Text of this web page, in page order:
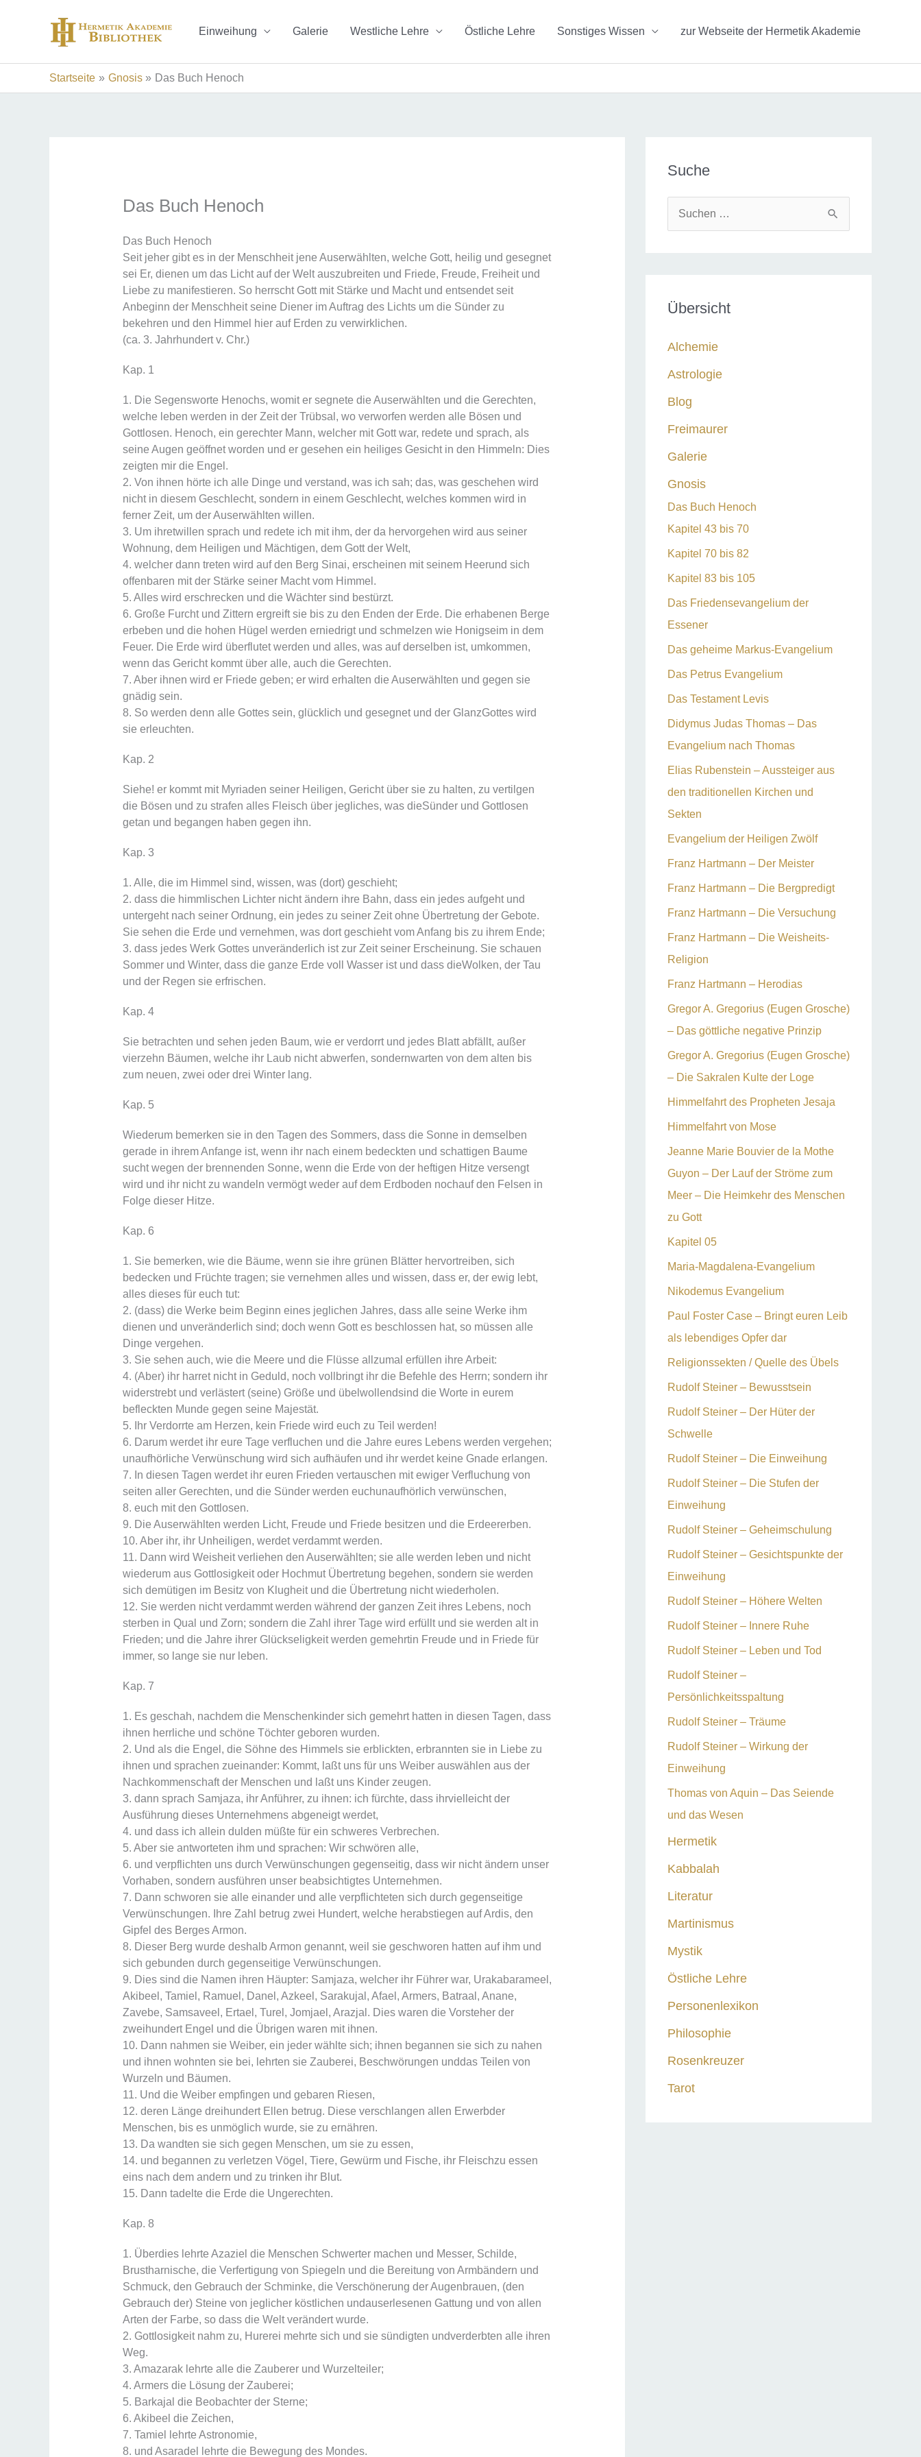
Einweihung Galerie Westliche Lehre Östliche Lehre Sonstiges Wissen zur Webseite der Hermetik Akademie
Startseite Gnosis Das Buch Henoch
Das Buch Henoch
Das Buch Henoch
Seit jeher gibt es in der Menschheit jene Auserwählten, welche Gott, heilig und gesegnet
sei Er, dienen um das Licht auf der Welt auszubreiten und Friede, Freude, Freiheit und
Liebe zu manifestieren. So herrscht Gott mit Stärke und Macht und entsendet seit
Anbeginn der Menschheit seine Diener im Auftrag des Lichts um die Sünder zu
bekehren und den Himmel hier auf Erden zu verwirklichen.
(ca. 3. Jahrhundert v. Chr.)
Kap. 1
1. Die Segensworte Henochs, womit er segnete die Auserwählten und die Gerechten,
welche leben werden in der Zeit der Trübsal, wo verworfen werden alle Bösen und
Gottlosen. Henoch, ein gerechter Mann, welcher mit Gott war, redete und sprach, als
seine Augen geöffnet worden und er gesehen ein heiliges Gesicht in den Himmeln: Dies
zeigten mir die Engel.
2. Von ihnen hörte ich alle Dinge und verstand, was ich sah; das, was geschehen wird
nicht in diesem Geschlecht, sondern in einem Geschlecht, welches kommen wird in
ferner Zeit, um der Auserwählten willen.
3. Um ihretwillen sprach und redete ich mit ihm, der da hervorgehen wird aus seiner
Wohnung, dem Heiligen und Mächtigen, dem Gott der Welt,
4. welcher dann treten wird auf den Berg Sinai, erscheinen mit seinem Heerund sich
offenbaren mit der Stärke seiner Macht vom Himmel.
5. Alles wird erschrecken und die Wächter sind bestürzt.
6. Große Furcht und Zittern ergreift sie bis zu den Enden der Erde. Die erhabenen Berge
erbeben und die hohen Hügel werden erniedrigt und schmelzen wie Honigseim in dem
Feuer. Die Erde wird überflutet werden und alles, was auf derselben ist, umkommen,
wenn das Gericht kommt über alle, auch die Gerechten.
7. Aber ihnen wird er Friede geben; er wird erhalten die Auserwählten und gegen sie
gnädig sein.
8. So werden denn alle Gottes sein, glücklich und gesegnet und der GlanzGottes wird
sie erleuchten.
Kap. 2
Siehe! er kommt mit Myriaden seiner Heiligen, Gericht über sie zu halten, zu vertilgen
die Bösen und zu strafen alles Fleisch über jegliches, was dieSünder und Gottlosen
getan und begangen haben gegen ihn.
Kap. 3
1. Alle, die im Himmel sind, wissen, was (dort) geschieht;
2. dass die himmlischen Lichter nicht ändern ihre Bahn, dass ein jedes aufgeht und
untergeht nach seiner Ordnung, ein jedes zu seiner Zeit ohne Übertretung der Gebote.
Sie sehen die Erde und vernehmen, was dort geschieht vom Anfang bis zu ihrem Ende;
3. dass jedes Werk Gottes unveränderlich ist zur Zeit seiner Erscheinung. Sie schauen
Sommer und Winter, dass die ganze Erde voll Wasser ist und dass dieWolken, der Tau
und der Regen sie erfrischen.
Kap. 4
Sie betrachten und sehen jeden Baum, wie er verdorrt und jedes Blatt abfällt, außer
vierzehn Bäumen, welche ihr Laub nicht abwerfen, sondernwarten von dem alten bis
zum neuen, zwei oder drei Winter lang.
Kap. 5
Wiederum bemerken sie in den Tagen des Sommers, dass die Sonne in demselben
gerade in ihrem Anfange ist, wenn ihr nach einem bedeckten und schattigen Baume
sucht wegen der brennenden Sonne, wenn die Erde von der heftigen Hitze versengt
wird und ihr nicht zu wandeln vermögt weder auf dem Erdboden nochauf den Felsen in
Folge dieser Hitze.
Kap. 6
1. Sie bemerken, wie die Bäume, wenn sie ihre grünen Blätter hervortreiben, sich
bedecken und Früchte tragen; sie vernehmen alles und wissen, dass er, der ewig lebt,
alles dieses für euch tut:
2. (dass) die Werke beim Beginn eines jeglichen Jahres, dass alle seine Werke ihm
dienen und unveränderlich sind; doch wenn Gott es beschlossen hat, so müssen alle
Dinge vergehen.
3. Sie sehen auch, wie die Meere und die Flüsse allzumal erfüllen ihre Arbeit:
4. (Aber) ihr harret nicht in Geduld, noch vollbringt ihr die Befehle des Herrn; sondern ihr
widerstrebt und verlästert (seine) Größe und übelwollendsind die Worte in eurem
befleckten Munde gegen seine Majestät.
5. Ihr Verdorrte am Herzen, kein Friede wird euch zu Teil werden!
6. Darum werdet ihr eure Tage verfluchen und die Jahre eures Lebens werden vergehen;
unaufhörliche Verwünschung wird sich aufhäufen und ihr werdet keine Gnade erlangen.
7. In diesen Tagen werdet ihr euren Frieden vertauschen mit ewiger Verfluchung von
seiten aller Gerechten, und die Sünder werden euchunaufhörlich verwünschen,
8. euch mit den Gottlosen.
9. Die Auserwählten werden Licht, Freude und Friede besitzen und die Erdeererben.
10. Aber ihr, ihr Unheiligen, werdet verdammt werden.
11. Dann wird Weisheit verliehen den Auserwählten; sie alle werden leben und nicht
wiederum aus Gottlosigkeit oder Hochmut Übertretung begehen, sondern sie werden
sich demütigen im Besitz von Klugheit und die Übertretung nicht wiederholen.
12. Sie werden nicht verdammt werden während der ganzen Zeit ihres Lebens, noch
sterben in Qual und Zorn; sondern die Zahl ihrer Tage wird erfüllt und sie werden alt in
Frieden; und die Jahre ihrer Glückseligkeit werden gemehrtin Freude und in Friede für
immer, so lange sie nur leben.
Kap. 7
1. Es geschah, nachdem die Menschenkinder sich gemehrt hatten in diesen Tagen, dass
ihnen herrliche und schöne Töchter geboren wurden.
2. Und als die Engel, die Söhne des Himmels sie erblickten, erbrannten sie in Liebe zu
ihnen und sprachen zueinander: Kommt, laßt uns für uns Weiber auswählen aus der
Nachkommenschaft der Menschen und laßt uns Kinder zeugen.
3. dann sprach Samjaza, ihr Anführer, zu ihnen: ich fürchte, dass ihrvielleicht der
Ausführung dieses Unternehmens abgeneigt werdet,
4. und dass ich allein dulden müßte für ein schweres Verbrechen.
5. Aber sie antworteten ihm und sprachen: Wir schwören alle,
6. und verpflichten uns durch Verwünschungen gegenseitig, dass wir nicht ändern unser
Vorhaben, sondern ausführen unser beabsichtigtes Unternehmen.
7. Dann schworen sie alle einander und alle verpflichteten sich durch gegenseitige
Verwünschungen. Ihre Zahl betrug zwei Hundert, welche herabstiegen auf Ardis, den
Gipfel des Berges Armon.
8. Dieser Berg wurde deshalb Armon genannt, weil sie geschworen hatten auf ihm und
sich gebunden durch gegenseitige Verwünschungen.
9. Dies sind die Namen ihren Häupter: Samjaza, welcher ihr Führer war, Urakabarameel,
Akibeel, Tamiel, Ramuel, Danel, Azkeel, Sarakujal, Afael, Armers, Batraal, Anane,
Zavebe, Samsaveel, Ertael, Turel, Jomjael, Arazjal. Dies waren die Vorsteher der
zweihundert Engel und die Übrigen waren mit ihnen.
10. Dann nahmen sie Weiber, ein jeder wählte sich; ihnen begannen sie sich zu nahen
und ihnen wohnten sie bei, lehrten sie Zauberei, Beschwörungen unddas Teilen von
Wurzeln und Bäumen.
11. Und die Weiber empfingen und gebaren Riesen,
12. deren Länge dreihundert Ellen betrug. Diese verschlangen allen Erwerbder
Menschen, bis es unmöglich wurde, sie zu ernähren.
13. Da wandten sie sich gegen Menschen, um sie zu essen,
14. und begannen zu verletzen Vögel, Tiere, Gewürm und Fische, ihr Fleischzu essen
eins nach dem andern und zu trinken ihr Blut.
15. Dann tadelte die Erde die Ungerechten.
Kap. 8
1. Überdies lehrte Azaziel die Menschen Schwerter machen und Messer, Schilde,
Brustharnische, die Verfertigung von Spiegeln und die Bereitung von Armbändern und
Schmuck, den Gebrauch der Schminke, die Verschönerung der Augenbrauen, (den
Gebrauch der) Steine von jeglicher köstlichen undauserlesenen Gattung und von allen
Arten der Farbe, so dass die Welt verändert wurde.
2. Gottlosigkeit nahm zu, Hurerei mehrte sich und sie sündigten undverderbten alle ihren
Weg.
3. Amazarak lehrte alle die Zauberer und Wurzelteiler;
4. Armers die Lösung der Zauberei;
5. Barkajal die Beobachter der Sterne;
6. Akibeel die Zeichen,
7. Tamiel lehrte Astronomie,
8. und Asaradel lehrte die Bewegung des Mondes.
Suche
u
n
c
h
:
Übersicht
Alchemie
Astrologie
Blog
Freimaurer
Galerie
Gnosis
Das Buch Henoch
Kapitel 43 bis 70
Kapitel 70 bis 82
Kapitel 83 bis 105
Das Friedensevangelium der
Essener
Das geheime Markus-Evangelium
Das Petrus Evangelium
Das Testament Levis
Didymus Judas Thomas – Das
Evangelium nach Thomas
Elias Rubenstein – Aussteiger aus
den traditionellen Kirchen und
Sekten
Evangelium der Heiligen Zwölf
Franz Hartmann – Der Meister
Franz Hartmann – Die Bergpredigt
Franz Hartmann – Die Versuchung
Franz Hartmann – Die Weisheits-
Religion
Franz Hartmann – Herodias
Gregor A. Gregorius (Eugen Grosche)
– Das göttliche negative Prinzip
Gregor A. Gregorius (Eugen Grosche)
– Die Sakralen Kulte der Loge
Himmelfahrt des Propheten Jesaja
Himmelfahrt von Mose
Jeanne Marie Bouvier de la Mothe
Guyon – Der Lauf der Ströme zum
Meer – Die Heimkehr des Menschen
zu Gott
Kapitel 05
Maria-Magdalena-Evangelium
Nikodemus Evangelium
Paul Foster Case – Bringt euren Leib
als lebendiges Opfer dar
Religionssekten / Quelle des Übels
Rudolf Steiner – Bewusstsein
Rudolf Steiner – Der Hüter der
Schwelle
Rudolf Steiner – Die Einweihung
Rudolf Steiner – Die Stufen der
Einweihung
Rudolf Steiner – Geheimschulung
Rudolf Steiner – Gesichtspunkte der
Einweihung
Rudolf Steiner – Höhere Welten
Rudolf Steiner – Innere Ruhe
Rudolf Steiner – Leben und Tod
Rudolf Steiner –
Persönlichkeitsspaltung
Rudolf Steiner – Träume
Rudolf Steiner – Wirkung der
Einweihung
Thomas von Aquin – Das Seiende
und das Wesen
Hermetik
Kabbalah
Literatur
Martinismus
Mystik
Östliche Lehre
Personenlexikon
Philosophie
Rosenkreuzer
Tarot